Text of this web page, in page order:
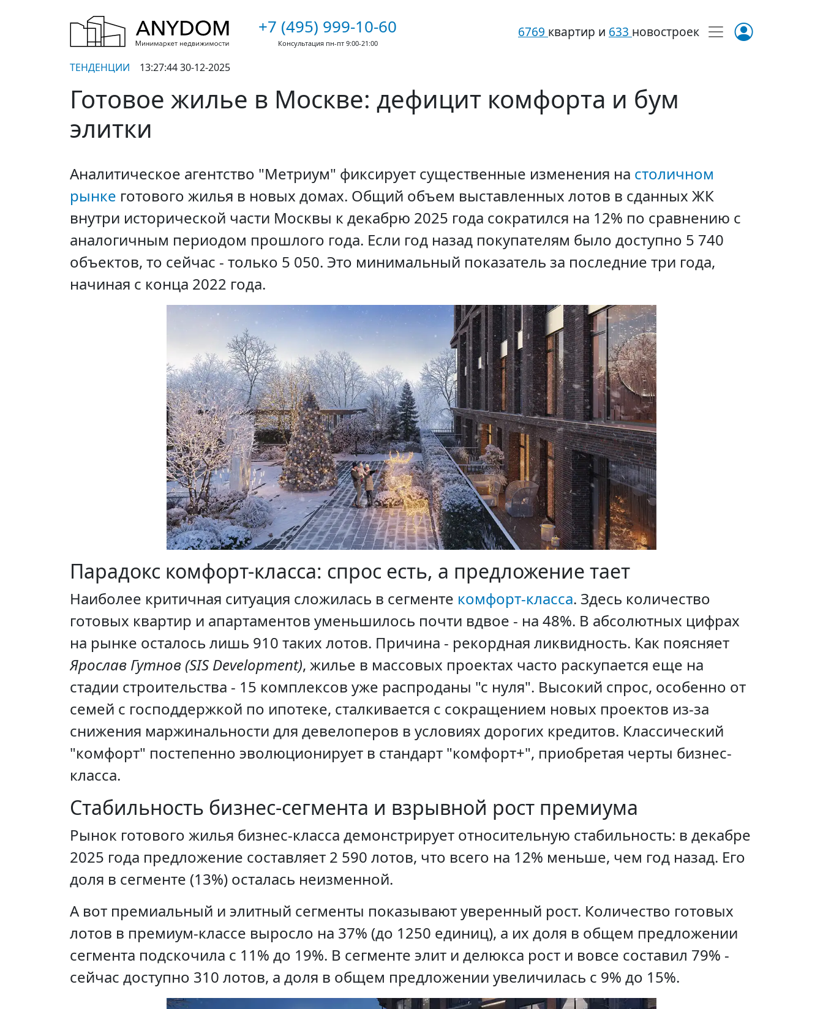
+7 (495) 999-10-60
Консультация пн-пт 9:00-21:00
6769 квартир и 633 новостроек
ТЕНДЕНЦИИ 13:27:44 30-12-2025
Готовое жилье в Москве: дефицит комфорта и бум
элитки
Аналитическое агентство "Метриум" фиксирует существенные изменения на столичном
рынке готового жилья в новых домах. Общий объем выставленных лотов в сданных ЖК
внутри исторической части Москвы к декабрю 2025 года сократился на 12% по сравнению с
аналогичным периодом прошлого года. Если год назад покупателям было доступно 5 740
объектов, то сейчас - только 5 050. Это минимальный показатель за последние три года,
начиная с конца 2022 года.
Парадокс комфорт-класса: спрос есть, а предложение тает
Наиболее критичная ситуация сложилась в сегменте комфорт-класса. Здесь количество
готовых квартир и апартаментов уменьшилось почти вдвое - на 48%. В абсолютных цифрах
на рынке осталось лишь 910 таких лотов. Причина - рекордная ликвидность. Как поясняет
Ярослав Гутнов (SIS Development), жилье в массовых проектах часто раскупается еще на
стадии строительства - 15 комплексов уже распроданы "с нуля". Высокий спрос, особенно от
семей с господдержкой по ипотеке, сталкивается с сокращением новых проектов из-за
снижения маржинальности для девелоперов в условиях дорогих кредитов. Классический
"комфорт" постепенно эволюционирует в стандарт "комфорт+", приобретая черты бизнес-
класса.
Стабильность бизнес-сегмента и взрывной рост премиума
Рынок готового жилья бизнес-класса демонстрирует относительную стабильность: в декабре
2025 года предложение составляет 2 590 лотов, что всего на 12% меньше, чем год назад. Его
доля в сегменте (13%) осталась неизменной.
А вот премиальный и элитный сегменты показывают уверенный рост. Количество готовых
лотов в премиум-классе выросло на 37% (до 1250 единиц), а их доля в общем предложении
сегмента подскочила с 11% до 19%. В сегменте элит и делюкса рост и вовсе составил 79% -
сейчас доступно 310 лотов, а доля в общем предложении увеличилась с 9% до 15%.